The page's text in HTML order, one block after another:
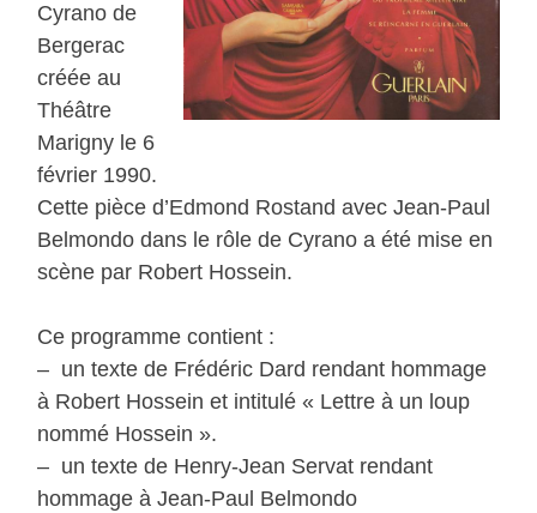
Cyrano de
Bergerac
créée au
Théâtre
Marigny le 6
février 1990.
Cette pièce d’Edmond Rostand avec Jean-Paul
Belmondo dans le rôle de Cyrano a été mise en
scène par Robert Hossein.
Ce programme contient :
– un texte de Frédéric Dard rendant hommage
à Robert Hossein et intitulé « Lettre à un loup
nommé Hossein ».
– un texte de Henry-Jean Servat rendant
hommage à Jean-Paul Belmondo